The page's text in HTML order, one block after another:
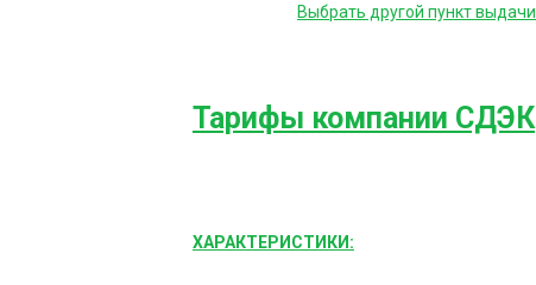
Выбрать другой пункт выдачи
Тарифы компании СДЭК
ХАРАКТЕРИСТИКИ: